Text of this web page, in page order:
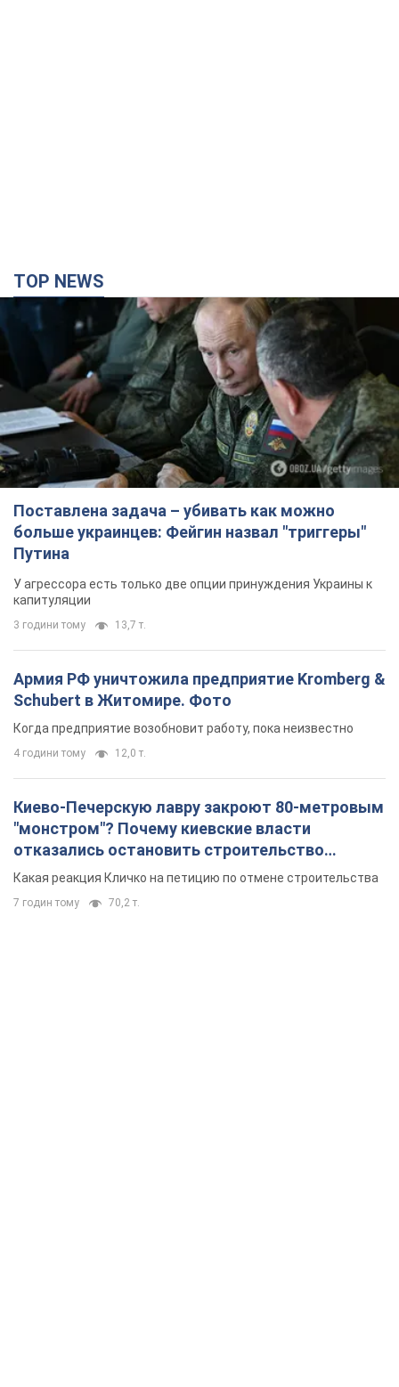
TOP NEWS
Поставлена задача – убивать как можно
больше украинцев: Фейгин назвал "триггеры"
Путина
У агрессора есть только две опции принуждения Украины к
капитуляции
3 години тому 13,7 т.
Армия РФ уничтожила предприятие Kromberg &
Schubert в Житомире. Фото
Когда предприятие возобновит работу, пока неизвестно
4 години тому 12,0 т.
Киево-Печерскую лавру закроют 80-метровым
"монстром"? Почему киевские власти
отказались остановить строительство
небоскреба "московского верующего"
Какая реакция Кличко на петицию по отмене строительства
7 годин тому 70,2 т.